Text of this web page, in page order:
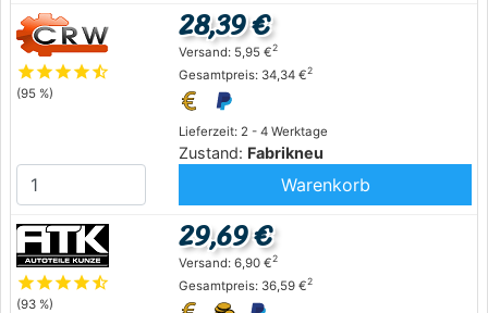
starstarstarstarstar_half
(95 %)
Lieferzeit: 2 - 4 Werktage
Zustand: Fabrikneu
28,39 €
Versand: 5,95 €2
Gesamtpreis: 34,34 €2
Warenkorb
starstarstarstarstar_half
(93 %)
29,69 €
Versand: 6,90 €2
Gesamtpreis: 36,59 €2